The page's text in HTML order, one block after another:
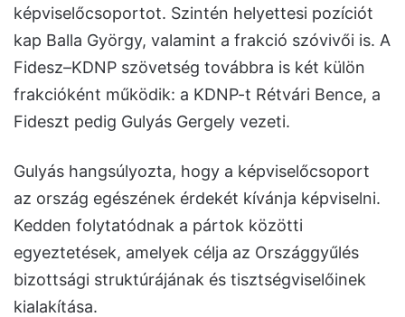
képviselőcsoportot. Szintén helyettesi pozíciót
kap Balla György, valamint a frakció szóvivői is. A
Fidesz–KDNP szövetség továbbra is két külön
frakcióként működik: a KDNP-t Rétvári Bence, a
Fideszt pedig Gulyás Gergely vezeti.
Gulyás hangsúlyozta, hogy a képviselőcsoport
az ország egészének érdekét kívánja képviselni.
Kedden folytatódnak a pártok közötti
egyeztetések, amelyek célja az Országgyűlés
bizottsági struktúrájának és tisztségviselőinek
kialakítása.